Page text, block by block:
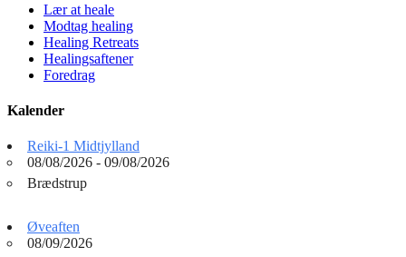
Lær at heale
Modtag healing
Healing Retreats
Healingsaftener
Foredrag
Kalender
Reiki-1 Midtjylland
08/08/2026 - 09/08/2026
Brædstrup
Øveaften
08/09/2026